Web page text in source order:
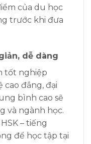
của du học
trước khi đưa
dễ dàng
tốt nghiệp
cao đẳng, đại
bình cao sẽ
và ngành học.
– tiếng
để học tập tại